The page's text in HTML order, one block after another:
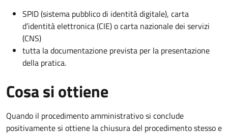
SPID (sistema pubblico di identità digitale), carta
d’identità elettronica (CIE) o carta nazionale dei servizi
(CNS)
tutta la documentazione prevista per la presentazione
della pratica.
Cosa si ottiene
Quando il procedimento amministrativo si conclude
positivamente si ottiene la chiusura del procedimento stesso e